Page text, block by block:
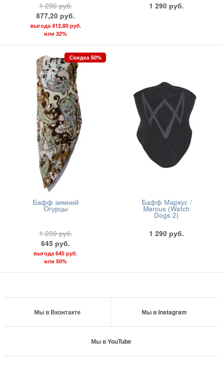
1 290 руб.
877,20 руб.
выгода 412,80 руб.
или 32%
1 290 руб.
Бафф зимний
Огурцы
1 290 руб.
645 руб.
выгода 645 руб.
или 50%
Скидка 50%
Бафф Маркус /
Marcus (Watch
Dogs 2)
1 290 руб.
Мы в Вконтакте Мы в Instagram
Мы в YouTube